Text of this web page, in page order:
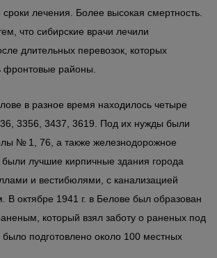
лечения. Более высокая смертность.
что сибирские врачи лечили
длительных перевозок, которых
фронтовые районы.
в разное время находилось четыре
3356, 3437, 3619. Под их нужды были
№ 1, 76, а также железнодорожное
лучшие кирпичные здания города
и вестибюлями, с канализацией
В октябре 1941 г. в Белове был образован
который взял заботу о раненых под
подготовлено около 100 местных